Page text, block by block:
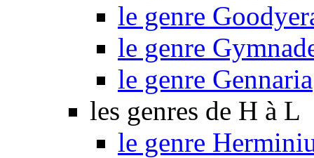
le genre
le genre
le genre Gennaria
les genres de H à L
le genre